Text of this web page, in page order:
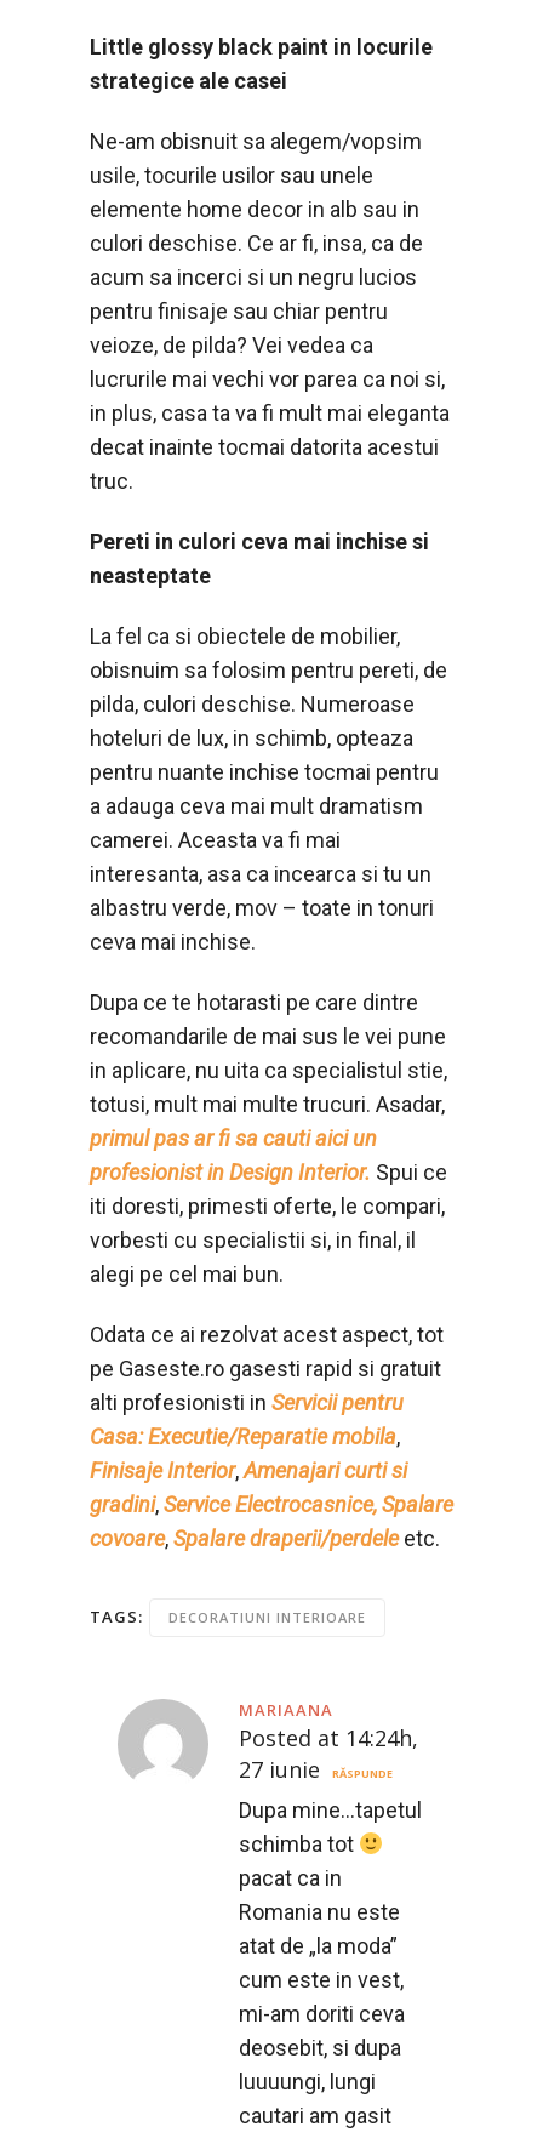
Little glossy black paint in locurile
strategice ale casei
Ne-am obisnuit sa alegem/vopsim
usile, tocurile usilor sau unele
elemente home decor in alb sau in
culori deschise. Ce ar fi, insa, ca de
acum sa incerci si un negru lucios
pentru finisaje sau chiar pentru
veioze, de pilda? Vei vedea ca
lucrurile mai vechi vor parea ca noi si,
in plus, casa ta va fi mult mai eleganta
decat inainte tocmai datorita acestui
truc.
Pereti in culori ceva mai inchise si
neasteptate
La fel ca si obiectele de mobilier,
obisnuim sa folosim pentru pereti, de
pilda, culori deschise. Numeroase
hoteluri de lux, in schimb, opteaza
pentru nuante inchise tocmai pentru
a adauga ceva mai mult dramatism
camerei. Aceasta va fi mai
interesanta, asa ca incearca si tu un
albastru verde, mov – toate in tonuri
ceva mai inchise.
Dupa ce te hotarasti pe care dintre
recomandarile de mai sus le vei pune
in aplicare, nu uita ca specialistul stie,
totusi, mult mai multe trucuri. Asadar,
primul pas ar fi sa cauti aici un
profesionist in Design Interior. Spui ce
iti doresti, primesti oferte, le compari,
vorbesti cu specialistii si, in final, il
alegi pe cel mai bun.
Odata ce ai rezolvat acest aspect, tot
pe Gaseste.ro gasesti rapid si gratuit
alti profesionisti in Servicii pentru
Casa:Executie/Reparatie mobila,
Finisaje Interior,Amenajari curti si
gradini,Service Electrocasnice,Spalare
covoare,Spalare draperii/perdeleetc.
TAGS: DECORATIUNI INTERIOARE
MARIAANA
Posted at 14:24h,
27 iunie
RĂSPUNDE
Dupa mine…tapetul
schimba tot
pacat ca in
Romania nu este
atat de „la moda”
cum este in vest,
mi-am doriti ceva
deosebit, si dupa
luuuungi, lungi
cautari am gasit